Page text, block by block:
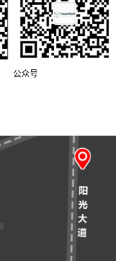
公众号